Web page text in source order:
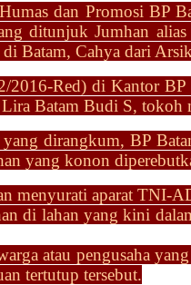
dan Promosi BP
ditunjuk Jumhan
Batam, Cahya dari
2016-Red) di Kantor
Batam Budi S,
dirangkum, BP
yang konon
menyurati aparat TNI-
di lahan yang kini
atau pengusaha
tertutup tersebut.